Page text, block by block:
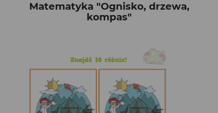
Matematyka "Ognisko, drzewa,
kompas"